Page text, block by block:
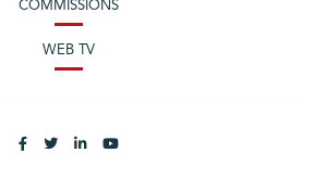
COMMISSIONS
WEB TV